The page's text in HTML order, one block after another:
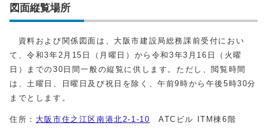
図面縦覧場所
資料および関係図面は、大阪市建設局総務課前受付におい
て、令和3年2月15日（月曜日）から令和3年3月16日（火曜
日）までの30日間一般の縦覧に供します。ただし、閲覧時間
は、土曜日、日曜日及び祝日を除く、午前9時から午後5時30分
までとします。
住所： 大阪市住之江区南港北2-1-10 ATCビル ITM棟6階